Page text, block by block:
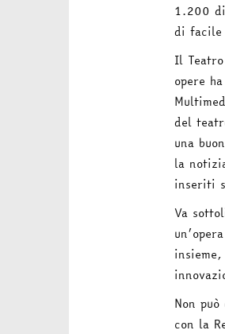
1.200
di facile
Il
opere
del
una
la
inseriti
Va
Non
con la